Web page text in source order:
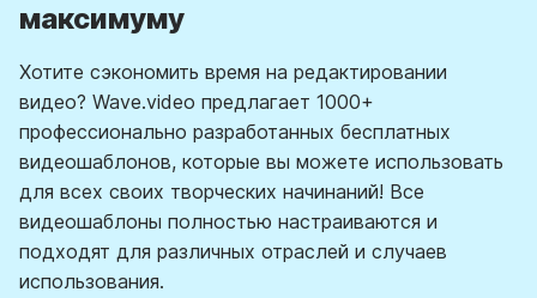
максимуму
Хотите сэкономить время на редактировании
видео? Wave.video предлагает 1000+
профессионально разработанных бесплатных
видеошаблонов, которые вы можете использовать
для всех своих творческих начинаний! Все
видеошаблоны полностью настраиваются и
подходят для различных отраслей и случаев
использования.